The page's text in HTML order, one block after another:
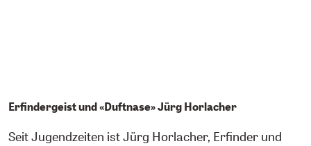
Erfindergeist und «Duftnase» Jürg Horlacher
Seit Jugendzeiten ist Jürg Horlacher, Erfinder und